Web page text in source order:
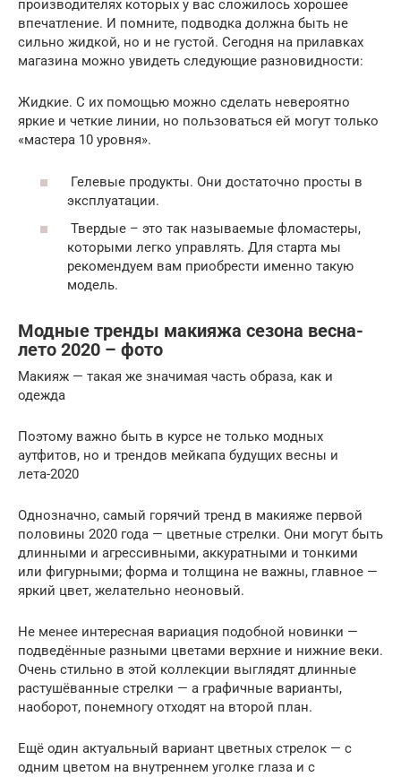
производителях которых у вас сложилось хорошее
впечатление. И помните, подводка должна быть не
сильно жидкой, но и не густой. Сегодня на прилавках
магазина можно увидеть следующие разновидности:
Жидкие. С их помощью можно сделать невероятно
яркие и четкие линии, но пользоваться ей могут только
«мастера 10 уровня».
Гелевые продукты. Они достаточно просты в
эксплуатации.
Твердые – это так называемые фломастеры,
которыми легко управлять. Для старта мы
рекомендуем вам приобрести именно такую
модель.
Модные тренды макияжа сезона весна-
лето 2020 – фото
Макияж — такая же значимая часть образа, как и
одежда
Поэтому важно быть в курсе не только модных
аутфитов, но и трендов мейкапа будущих весны и
лета-2020
Однозначно, самый горячий тренд в макияже первой
половины 2020 года — цветные стрелки. Они могут быть
длинными и агрессивными, аккуратными и тонкими
или фигурными; форма и толщина не важны, главное —
яркий цвет, желательно неоновый.
Не менее интересная вариация подобной новинки —
подведённые разными цветами верхние и нижние веки.
Очень стильно в этой коллекции выглядят длинные
растушёванные стрелки — а графичные варианты,
наоборот, понемногу отходят на второй план.
Ещё один актуальный вариант цветных стрелок — с
одним цветом на внутреннем уголке глаза и с